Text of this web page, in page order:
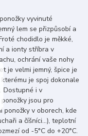
vyvinuté
lem se přizpůsobí a
chodidlo je měkké,
a ionty stříbra v
ochrání vaše nohy
je velmi jemný, špice je
je spoj dokonale
Dostupné i v
jsou pro
ponožky v oborech, kde
a číšníci…), teplotní
od -5°C do +20°C.